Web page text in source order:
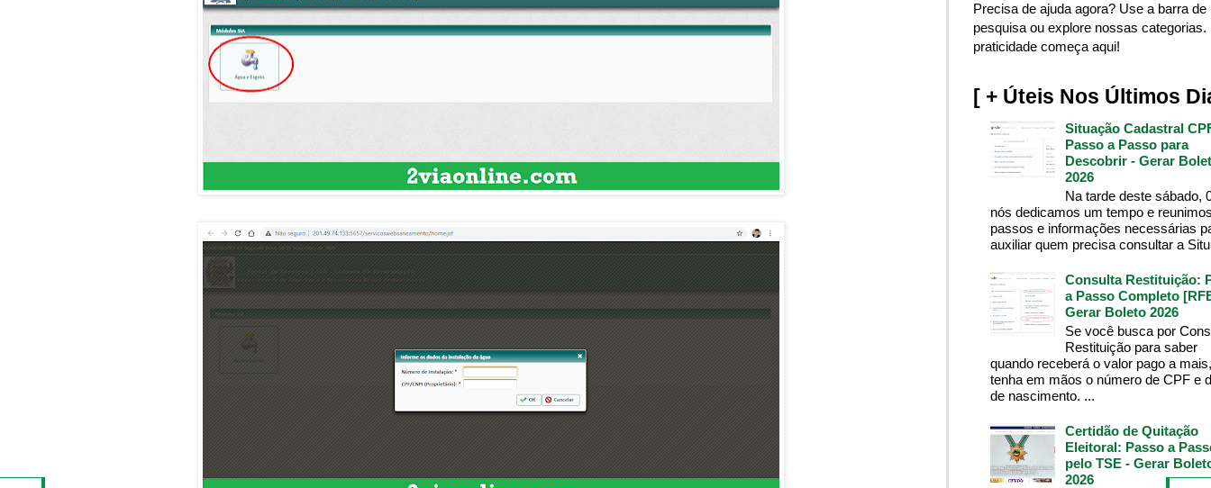
Precisa de ajuda agora? Use a barra de
pesquisa ou explore nossas categorias.
praticidade começa aqui!
[ + Úteis Nos Últimos
Situação Cadastral
Passo a Passo para
Descobrir - Gerar
2026
Na tarde deste sábado,
nós dedicamos um tempo e
passos e informações necessárias
auxiliar quem precisa consultar a
Consulta Restituição:
a Passo Completo
Gerar Boleto 2026
Se você busca por
Restituição para saber
quando receberá o valor pago a mais,
tenha em mãos o número de CPF e
de nascimento. ...
Certidão de Quitação
Eleitoral: Passo a
pelo TSE - Gerar
2026